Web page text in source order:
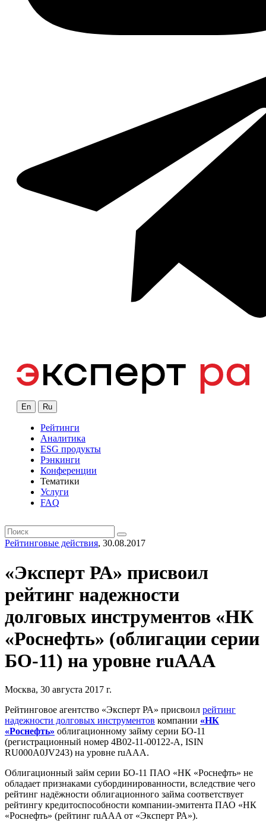
En Ru
Рейтинги
Аналитика
ESG продукты
Рэнкинги
Конференции
Тематики
Услуги
FAQ
Рейтинговые действия, 30.08.2017
«Эксперт РА» присвоил
рейтинг надежности
долговых инструментов «НК
«Роснефть» (облигации серии
БО-11) на уровне ruAAA
Москва, 30 августа 2017 г.
Рейтинговое агентство «Эксперт РА» присвоил рейтинг
надежности долговых инструментов компании «НК
«Роснефть» облигационному займу серии БО-11
(регистрационный номер 4B02-11-00122-A, ISIN
RU000A0JV243) на уровне ruAAA.
Облигационный займ серии БО-11 ПАО «НК «Роснефть» не
обладает признаками субординированности, вследствие чего
рейтинг надёжности облигационного займа соответствует
рейтингу кредитоспособности компании-эмитента ПАО «НК
«Роснефть» (рейтинг ruAAA от «Эксперт РА»).